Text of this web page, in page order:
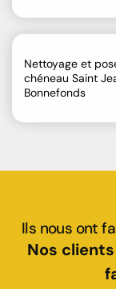
Nettoyage et
chéneau Saint
Bonnefonds
Ils nous ont
Nos